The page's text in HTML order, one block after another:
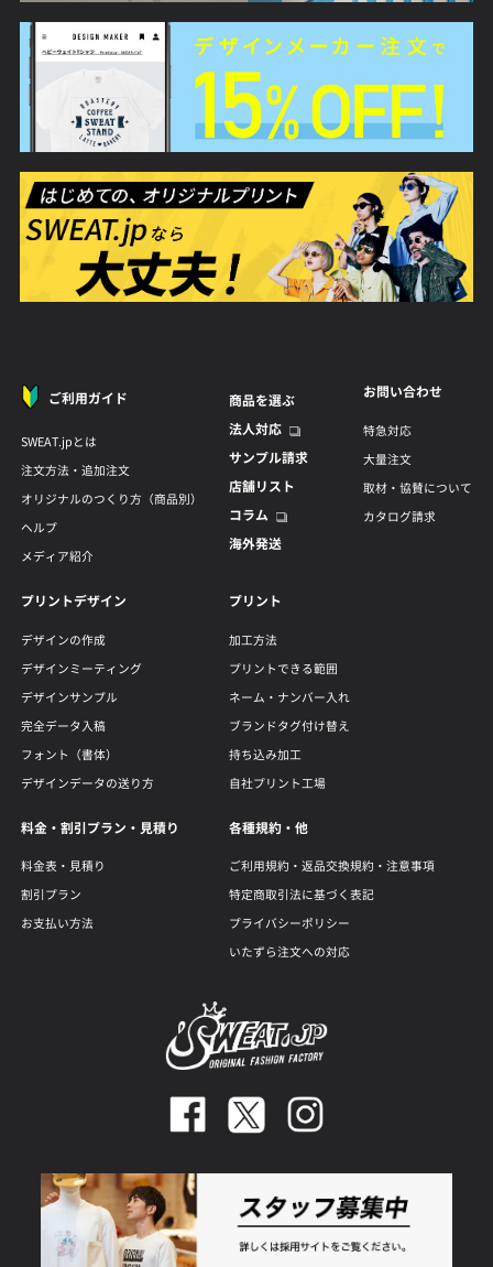
ご利用ガイド
SWEAT.jpとは
注文方法・追加注文
オリジナルのつくり方（商品別）
ヘルプ
メディア紹介
商品を選ぶ
法人対応
サンプル請求
店舗リスト
コラム
海外発送
お問い合わせ
特急対応
大量注文
取材・協賛について
カタログ請求
プリントデザイン
デザインの作成
デザインミーティング
デザインサンプル
完全データ入稿
フォント（書体）
デザインデータの送り方
プリント
加工方法
プリントできる範囲
ネーム・ナンバー入れ
ブランドタグ付け替え
持ち込み加工
自社プリント工場
料金・割引プラン・見積り
料金表・見積り
割引プラン
お支払い方法
各種規約・他
ご利用規約・返品交換規約・注意事項
特定商取引法に基づく表記
プライバシーポリシー
いたずら注文への対応